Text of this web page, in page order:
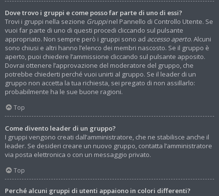
Dove trovo i gruppi e come posso far parte di uno di essi?
Trovi i gruppi nella sezione Gruppinel Pannello di Controllo Utente. Se
vuoi far parte di uno di questi procedi cliccando sul pulsante
appropriato. Non sempre però i gruppi sono ad accesso aperto. Alcuni
sono chiusi e altri hanno l’elenco dei membri nascosto. Se il gruppo è
aperto, puoi chiedere l’ammissione cliccando sul pulsante apposito.
Dovrai ottenere l’approvazione del moderatore del gruppo, che
potrebbe chiederti perché vuoi unirti al gruppo. Se il leader di un
gruppo non accetta la tua richiesta, sei pregato di non assillarlo:
probabilmente ha le sue buone ragioni.
Top
Come divento leader di un gruppo?
I gruppi vengono creati dall’amministratore, che ne stabilisce anche il
leader. Se desideri creare un nuovo gruppo, contatta l’amministratore
via posta elettronica o con un messaggio privato.
Top
Perché alcuni gruppi di utenti appaiono in colori differenti?